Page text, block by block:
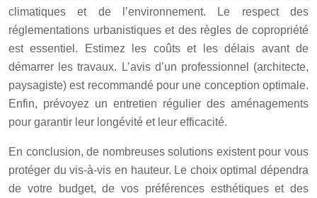
climatiques et de l’environnement. Le respect des
réglementations urbanistiques et des règles de copropriété
est essentiel. Estimez les coûts et les délais avant de
démarrer les travaux. L’avis d’un professionnel (architecte,
paysagiste) est recommandé pour une conception optimale.
Enfin, prévoyez un entretien régulier des aménagements
pour garantir leur longévité et leur efficacité.
En conclusion, de nombreuses solutions existent pour vous
protéger du vis-à-vis en hauteur. Le choix optimal dépendra
de votre budget, de vos préférences esthétiques et des